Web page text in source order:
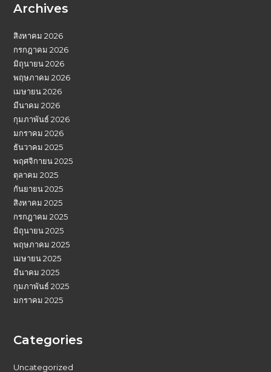
Archives
สิงหาคม 2026
กรกฎาคม 2026
มิถุนายน 2026
พฤษภาคม 2026
เมษายน 2026
มีนาคม 2026
กุมภาพันธ์ 2026
มกราคม 2026
ธันวาคม 2025
พฤศจิกายน 2025
ตุลาคม 2025
กันยายน 2025
สิงหาคม 2025
กรกฎาคม 2025
มิถุนายน 2025
พฤษภาคม 2025
เมษายน 2025
มีนาคม 2025
กุมภาพันธ์ 2025
มกราคม 2025
Categories
Uncategorized